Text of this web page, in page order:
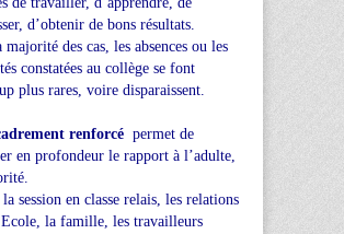
d’obtenir de bons résultats.
majorité des cas, les absences ou les
constatées au collège se font
plus rares, voire disparaissent.
renforcé permet de
en profondeur le rapport à l’adulte,
session en classe relais, les relations
la famille, les travailleurs